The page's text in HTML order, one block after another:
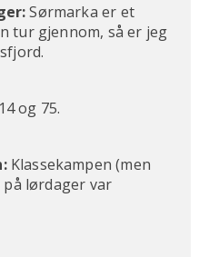
Sørmarka er et
tur gjennom, så er jeg
og 75.
Klassekampen (men
lørdager var